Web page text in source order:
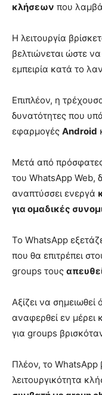
κλήσεων που
Η λειτουργία
βελτιώνεται ώστε
εμπειρία κατά το
Επιπλέον, η
δυνατότητες που
εφαρμογές Android
Μετά από
του WhatsApp Web,
αναπτύσσει ενεργά
για ομαδικές
Το WhatsApp
που θα επιτρέπει
groups τους
Αξίζει να σημειωθεί
αναφερθεί εν μέρει
για groups
Πλέον, το WhatsApp
λειτουργικότητα